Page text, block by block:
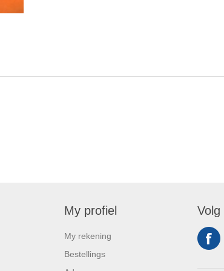
My profiel
My rekening
Bestellings
Volg